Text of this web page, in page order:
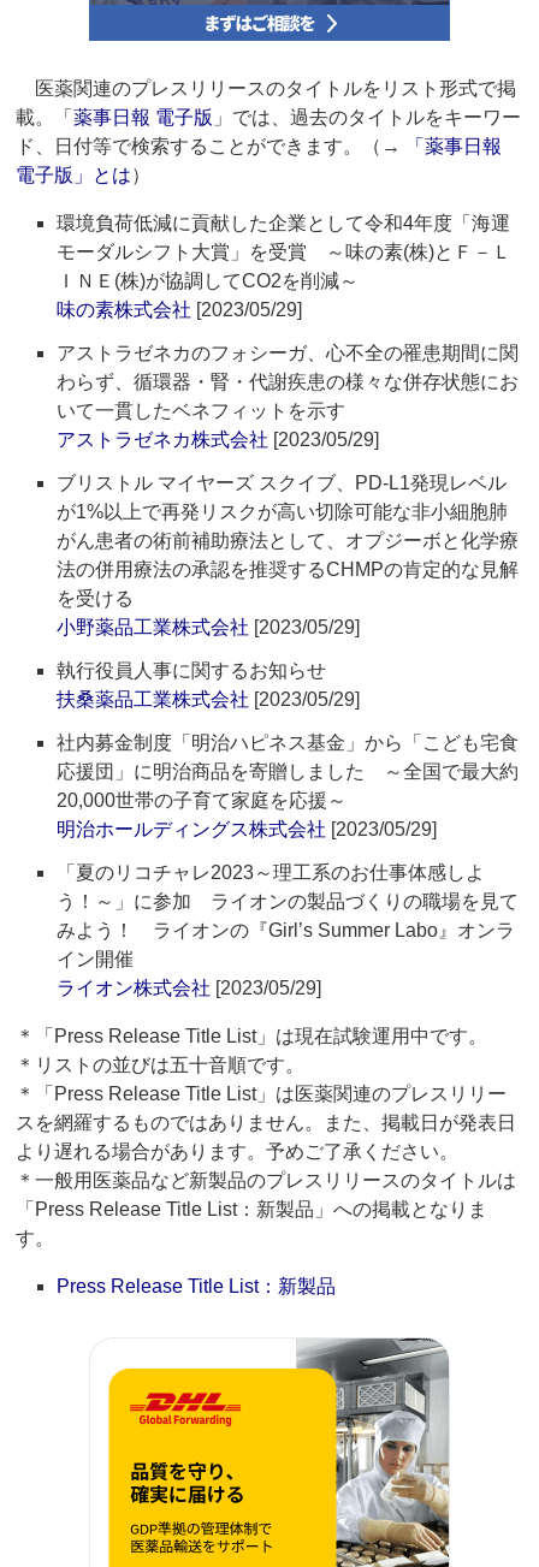
医薬関連のプレスリリースのタイトルをリスト形式で掲
載。「薬事日報 電子版 」では、過去のタイトルをキーワー
ド、日付等で検索することができます。（→
「薬事日報
電子版」とは）
環境負荷低減に貢献した企業として令和4年度「海運
モーダルシフト大賞」を受賞 ～味の素(株)とＦ－Ｌ
ＩＮＥ(株)が協調してCO2を削減～
味の素株式会社 [2023/05/29]
アストラゼネカのフォシーガ、心不全の罹患期間に関
わらず、循環器・腎・代謝疾患の様々な併存状態にお
いて一貫したベネフィットを示す
アストラゼネカ株式会社 [2023/05/29]
ブリストル マイヤーズ スクイブ、PD-L1発現レベル
が1%以上で再発リスクが高い切除可能な非小細胞肺
がん患者の術前補助療法として、オプジーボと化学療
法の併用療法の承認を推奨するCHMPの肯定的な見解
を受ける
小野薬品工業株式会社 [2023/05/29]
執行役員人事に関するお知らせ
扶桑薬品工業株式会社 [2023/05/29]
社内募金制度「明治ハピネス基金」から「こども宅食
応援団」に明治商品を寄贈しました ～全国で最大約
20,000世帯の子育て家庭を応援～
明治ホールディングス株式会社 [2023/05/29]
「夏のリコチャレ2023～理工系のお仕事体感しよ
う！～」に参加 ライオンの製品づくりの職場を見て
みよう！ ライオンの『Girl’s Summer Labo』オンラ
イン開催
ライオン株式会社 [2023/05/29]
＊「Press Release Title List」は現在試験運用中です。
＊リストの並びは五十音順です。
＊「Press Release Title List」は医薬関連のプレスリリー
スを網羅するものではありません。また、掲載日が発表日
より遅れる場合があります。予めご了承ください。
＊一般用医薬品など新製品のプレスリリースのタイトルは
「Press Release Title List：新製品」への掲載となりま
す。
Press Release Title List：新製品